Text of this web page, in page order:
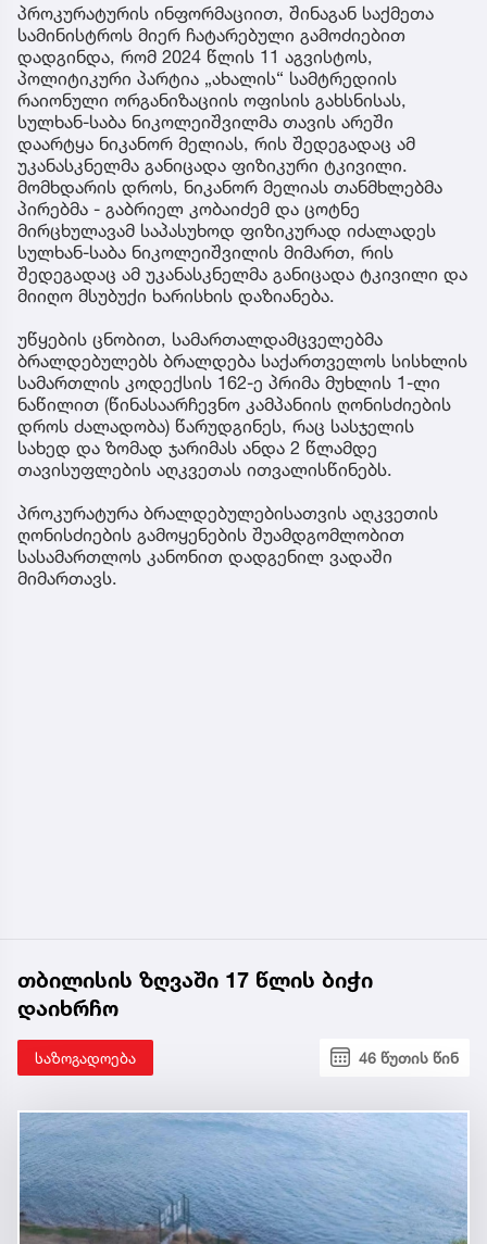
პროკურატურის ინფორმაციით, შინაგან საქმეთა
სამინისტროს მიერ ჩატარებული გამოძიებით
დადგინდა, რომ 2024 წლის 11 აგვისტოს,
პოლიტიკური პარტია „ახალის“ სამტრედიის
რაიონული ორგანიზაციის ოფისის გახსნისას,
სულხან-საბა ნიკოლეიშვილმა თავის არეში
დაარტყა ნიკანორ მელიას, რის შედეგადაც ამ
უკანასკნელმა განიცადა ფიზიკური ტკივილი.
მომხდარის დროს, ნიკანორ მელიას თანმხლებმა
პირებმა - გაბრიელ კობაიძემ და ცოტნე
მირცხულავამ საპასუხოდ ფიზიკურად იძალადეს
სულხან-საბა ნიკოლეიშვილის მიმართ, რის
შედეგადაც ამ უკანასკნელმა განიცადა ტკივილი და
მიიღო მსუბუქი ხარისხის დაზიანება.
უწყების ცნობით, სამართალდამცველებმა
ბრალდებულებს ბრალდება საქართველოს სისხლის
სამართლის კოდექსის 162-ე პრიმა მუხლის 1-ლი
ნაწილით (წინასაარჩევნო კამპანიის ღონისძიების
დროს ძალადობა) წარუდგინეს, რაც სასჯელის
სახედ და ზომად ჯარიმას ანდა 2 წლამდე
თავისუფლების აღკვეთას ითვალისწინებს.
პროკურატურა ბრალდებულებისათვის აღკვეთის
ღონისძიების გამოყენების შუამდგომლობით
სასამართლოს კანონით დადგენილ ვადაში
მიმართავს.
თბილისის ზღვაში 17 წლის ბიჭი
დაიხრჩო
საზოგადოება 46 წუთის წინ